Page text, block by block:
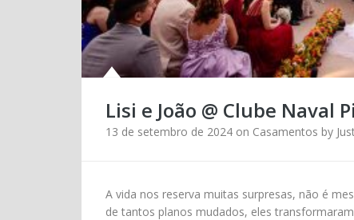
Lisi e João @ Clube Naval
13 de setembro de 2024 on Casamentos by
A vida nos reserva muitas surpresas, não é
de tantos planos mudados, eles